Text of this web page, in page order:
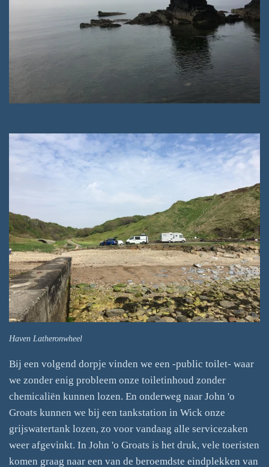
Haven Latheronwheel
Bij een volgend dorpje vinden we een -public toilet- waar
we zonder enig probleem onze toiletinhoud zonder
chemicaliën kunnen lozen. En onderweg naar John 'o
Groats kunnen we bij een tankstation in Wick onze
grijswatertank lozen, zo voor vandaag alle servicezaken
weer afgevinkt. In John 'o Groats is het druk, vele toeristen
komen graag naar een van de beroemdste eindplekken van